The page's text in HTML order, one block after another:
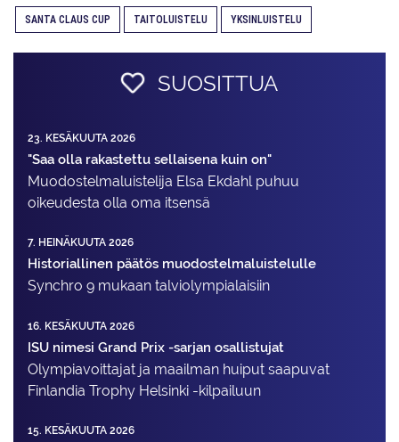
SANTA CLAUS CUP TAITOLUISTELU YKSINLUISTELU
SUOSITTUA
23. KESÄKUUTA 2026
"Saa olla rakastettu sellaisena kuin on"
Muodostelma­luistelija Elsa Ekdahl puhuu
oikeudesta olla oma itsensä
7. HEINÄKUUTA 2026
Historiallinen päätös muodostelmaluistelulle
Synchro 9 mukaan talviolympialaisiin
16. KESÄKUUTA 2026
ISU nimesi Grand Prix -sarjan osallistujat
Olympiavoittajat ja maailman huiput saapuvat
Finlandia Trophy Helsinki -kilpailuun
15. KESÄKUUTA 2026